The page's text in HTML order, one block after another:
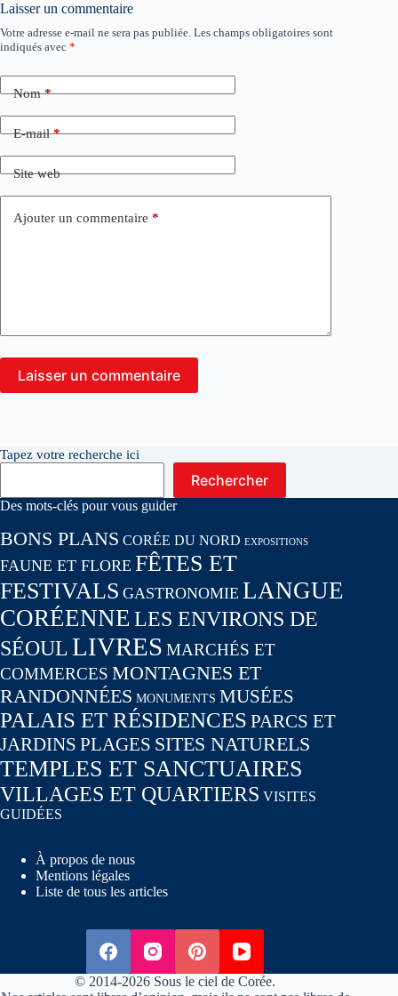
Laisser un commentaire
Votre adresse e-mail ne sera pas publiée. Les champs obligatoires sont
indiqués avec *
Nom*
E-mail*
Site web
Ajouter un commentaire *
Laisser un commentaire
Tapez votre recherche ici
Rechercher
Des mots-clés pour vous guider
BONS PLANS CORÉE DU NORD EXPOSITIONS
FAUNE ET FLORE FÊTES ET
FESTIVALS GASTRONOMIE LANGUE
CORÉENNE LES ENVIRONS DE
SÉOULLIVRES MARCHÉS ET
COMMERCES MONTAGNES ET
RANDONNÉES MONUMENTS MUSÉES
PALAIS ET RÉSIDENCES PARCS ET
JARDINS PLAGES SITES NATURELS
TEMPLES ET SANCTUAIRES
VILLAGES ET QUARTIERS VISITES
GUIDÉES
À propos de nous
Mentions légales
Liste de tous les articles
© 2014-2026 Sous le ciel de Corée.